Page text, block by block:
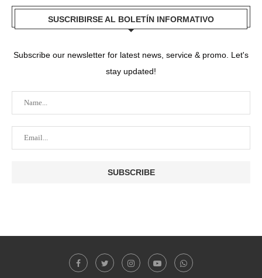
SUSCRIBIRSE AL BOLETÍN INFORMATIVO
Subscribe our newsletter for latest news, service & promo. Let's
stay updated!